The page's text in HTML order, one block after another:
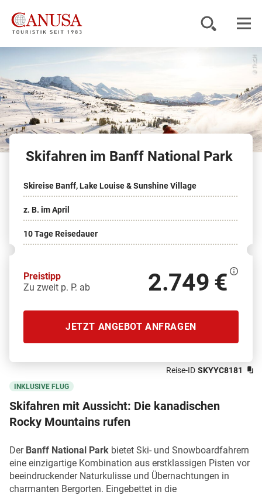
Reiseziele
Reisearten
Inspiration
Service
KUNDENPORTAL
© THISH
Skifahren im Banff National Park
Skireise Banff, Lake Louise & Sunshine Village
z. B. im April
10 Tage Reisedauer
Preistipp
Zu zweit p. P. ab
2.749 €
JETZT ANGEBOT ANFRAGEN
Reise-ID SKYYC8181
INKLUSIVE FLUG
Skifahren mit Aussicht: Die kanadischen
Rocky Mountains rufen
Der Banff National Park bietet Ski- und Snowboardfahrern
eine einzigartige Kombination aus erstklassigen Pisten vor
beeindruckender Naturkulisse und Übernachtungen in
charmanten Bergorten. Eingebettet in die